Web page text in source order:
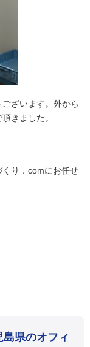
ざいます。外から
きました。
り．comにお任せ
県のオフィ